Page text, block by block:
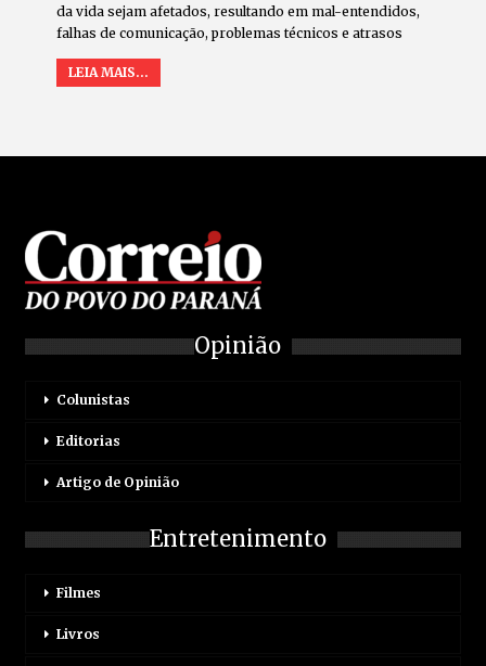
da vida sejam afetados, resultando em mal-entendidos,
falhas de comunicação, problemas técnicos e atrasos
LEIA MAIS...
Opinião
Colunistas
Editorias
Artigo de Opinião
Entretenimento
Filmes
Livros